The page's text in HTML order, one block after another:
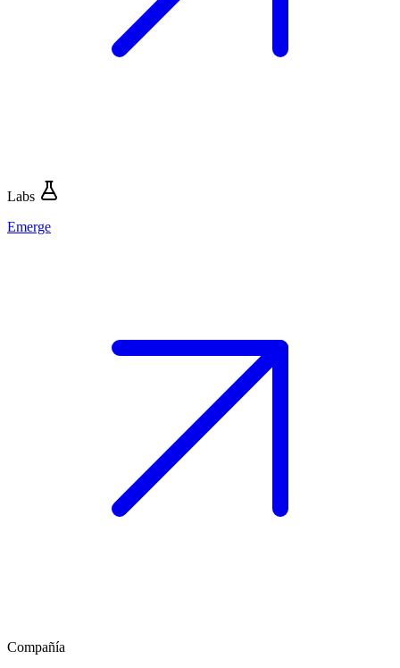
Labs
Emerge
Compañía